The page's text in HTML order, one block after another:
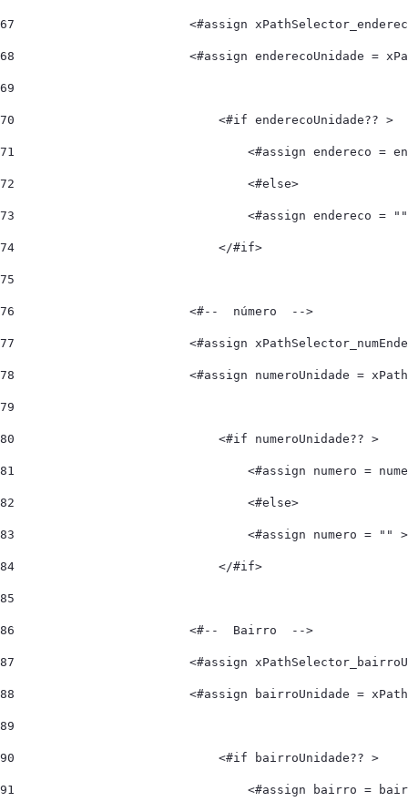
67
<#assign
68
<#assign enderecoUnidade =
69
70
                            <#if enderecoUnidade?? >
71
<#assign endereco =
72
                                <#else>
73
<#assign endereco =
74
                            </#if>
75
76
                        <#--  número  -->
77
<#assign
78
<#assign numeroUnidade =
79
80
                            <#if numeroUnidade?? >
81
<#assign numero =
82
                                <#else>
83
<#assign numero = ""
84
                            </#if>
85
86
                        <#--  Bairro  -->
87
<#assign
88
<#assign bairroUnidade =
89
90
                            <#if bairroUnidade?? >
91
<#assign bairro =